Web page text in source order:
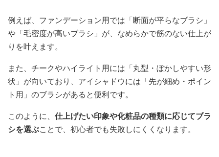
例えば、ファンデーション用では「断面が平らなブラシ」
や「毛密度が高いブラシ」が、なめらかで筋のない仕上が
りを叶えます。
また、チークやハイライト用には「丸型・ぼかしやすい形
状」が向いており、アイシャドウには「先が細め・ポイン
ト用」のブラシがあると便利です。
このように、 仕上げたい印象や化粧品の種類に応じてブラ
シを選ぶことで、初心者でも失敗しにくくなります。